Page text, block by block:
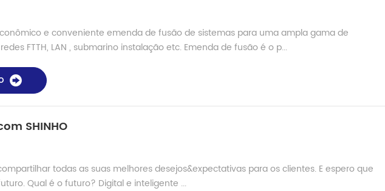
e conveniente emenda de fusão de sistemas para uma ampla gama de
FTTH, LAN , submarino instalação etc. Emenda de fusão é o p...
SHINHO
todas as suas melhores desejos&expectativas para os clientes. E espero que
Qual é o futuro? Digital e inteligente ...